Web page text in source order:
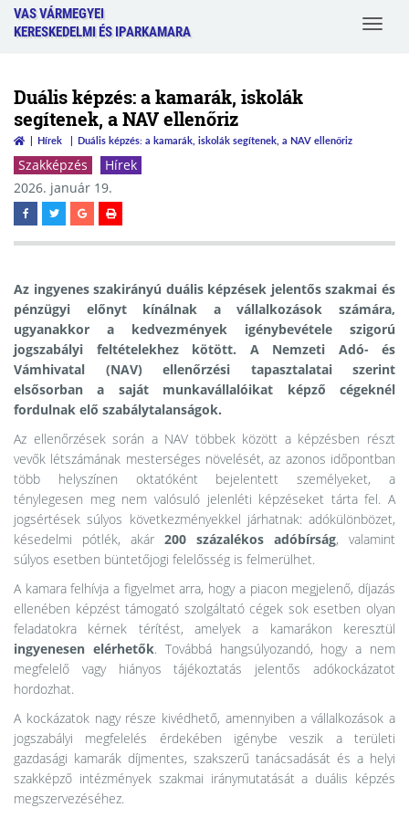
VAS VÁRMEGYEI
KERESKEDELMI ÉS IPARKAMARA
Toggle
Duális képzés: a kamarák, iskolák
segítenek, a NAV ellenőriz
Hírek Duális képzés: a kamarák, iskolák segítenek, a NAV ellenőriz
Szakképzés
Hírek
2026. január 19.
Az ingyenes szakirányú duális képzések jelentős szakmai és
pénzügyi előnyt kínálnak a vállalkozások számára,
ugyanakkor a kedvezmények igénybevétele szigorú
jogszabályi feltételekhez kötött. A Nemzeti Adó- és
Vámhivatal (NAV) ellenőrzési tapasztalatai szerint
elsősorban a saját munkavállalóikat képző cégeknél
fordulnak elő szabálytalanságok.
Az ellenőrzések során a NAV többek között a képzésben részt
vevők létszámának mesterséges növelését, az azonos időpontban
több helyszínen oktatóként bejelentett személyeket, a
ténylegesen meg nem valósuló jelenléti képzéseket tárta fel. A
jogsértések súlyos következményekkel járhatnak: adókülönbözet,
késedelmi pótlék, akár 200 százalékos adóbírság, valamint
súlyos esetben büntetőjogi felelősség is felmerülhet.
A kamara felhívja a figyelmet arra, hogy a piacon megjelenő, díjazás
ellenében képzést támogató szolgáltató cégek sok esetben olyan
feladatokra kérnek térítést, amelyek a kamarákon keresztül
ingyenesen elérhetők. Továbbá hangsúlyozandó, hogy a nem
megfelelő vagy hiányos tájékoztatás jelentős adókockázatot
hordozhat.
A kockázatok nagy része kivédhető, amennyiben a vállalkozások a
jogszabályi megfelelés érdekében igénybe veszik a területi
gazdasági kamarák díjmentes, szakszerű tanácsadását és a helyi
szakképző intézmények szakmai iránymutatását a duális képzés
megszervezéséhez.